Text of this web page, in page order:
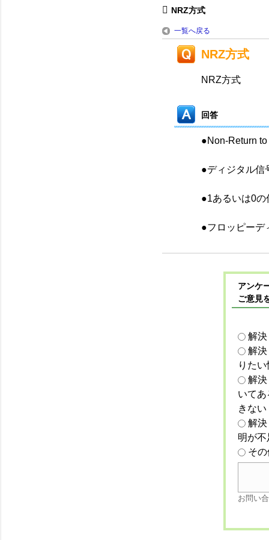
NRZ方式
一覧へ戻る
NRZ方式
NRZ方式
回答
●Non-Return
●ディジタル信
●1あるいは0の
●フロッピーデ
アンケ
ご意見
解
解
りた
解
いて
きない
解
明が
そ
お問い